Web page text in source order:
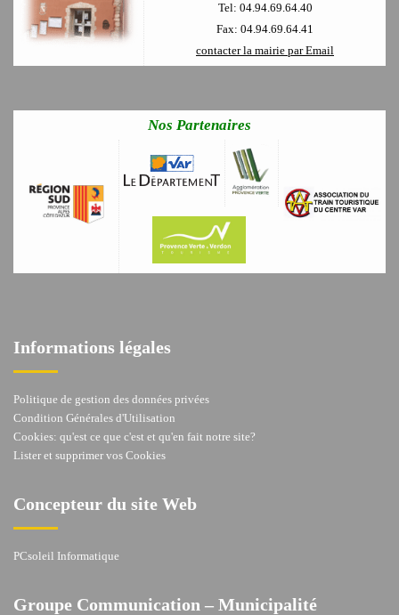
Tel: 04.94.69.64.40
Fax: 04.94.69.64.41
contacter la mairie par Email
Nos Partenaires
Informations légales
Politique de gestion des données privées
Condition Générales d'Utilisation
Cookies: qu'est ce que c'est et qu'en fait notre site?
Lister et supprimer vos Cookies
Concepteur du site Web
PCsoleil Informatique
Groupe Communication – Municipalité